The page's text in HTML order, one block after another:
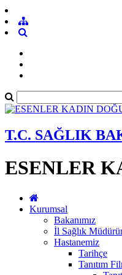
T.C. SAĞLIK
ESENLER
Kurumsal
Bakanımız
İl Sağlık
Hastanemiz
Tarihçe
Tanıtım